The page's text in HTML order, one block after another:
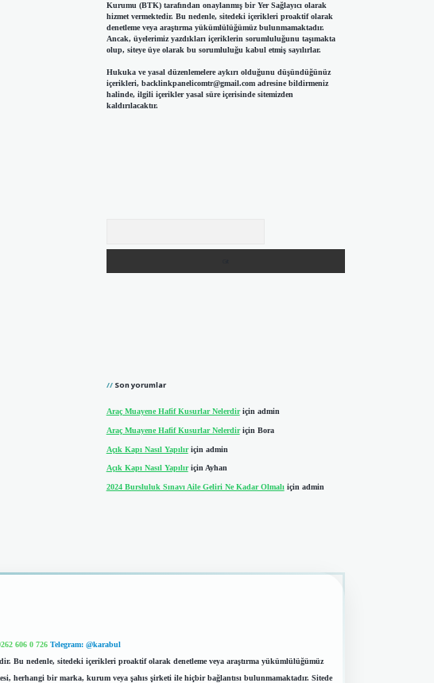
Kurumu (BTK) tarafından onaylanmış bir Yer Sağlayıcı olarak
hizmet vermektedir. Bu nedenle, sitedeki içerikleri proaktif olarak
denetleme veya araştırma yükümlülüğümüz bulunmamaktadır.
Ancak, üyelerimiz yazdıkları içeriklerin sorumluluğunu taşımakta
olup, siteye üye olarak bu sorumluluğu kabul etmiş sayılırlar.
Hukuka ve yasal düzenlemelere aykırı olduğunu düşündüğünüz
içerikleri, backlinkpanelicomtr@gmail.comadresine bildirmeniz
halinde, ilgili içerikler yasal süre içerisinde sitemizden
kaldırılacaktır.
Son yorumlar
Araç Muayene Hafif Kusurlar Nelerdiriçin admin
Araç Muayene Hafif Kusurlar Nelerdiriçin Bora
Açık Kapı Nasıl Yapılıriçin admin
Açık Kapı Nasıl Yapılıriçin Ayhan
2024 Bursluluk Sınavı Aile Geliri Ne Kadar Olmalıiçin admin
606 0 726 Telegram: @karabul
Bu nedenle, sitedeki içerikleri proaktif olarak denetleme veya araştırma yükümlülüğümüz
herhangi bir marka, kurum veya şahıs şirketi ile hiçbir bağlantısı bulunmamaktadır. Sitede